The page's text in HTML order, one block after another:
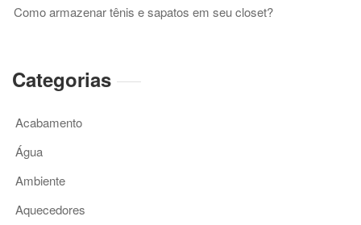
Como armazenar tênis e sapatos em seu closet?
Categorias
Acabamento
Água
Ambiente
Aquecedores